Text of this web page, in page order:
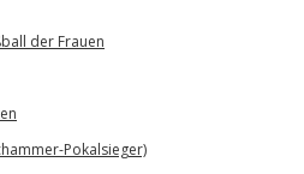
der Frauen
Pokalsieger)